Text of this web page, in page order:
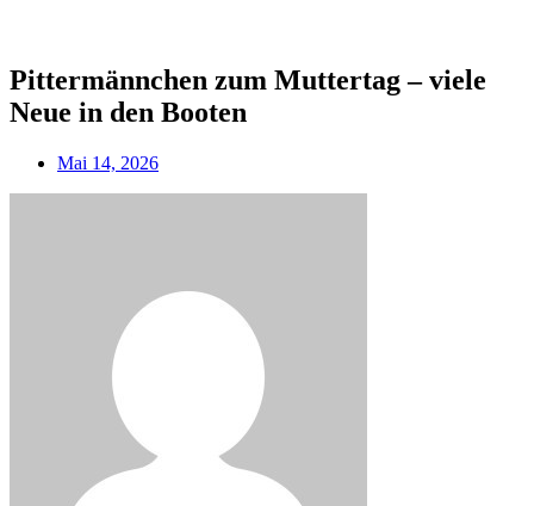
Pittermännchen zum Muttertag – viele
Neue in den Booten
Mai 14, 2026